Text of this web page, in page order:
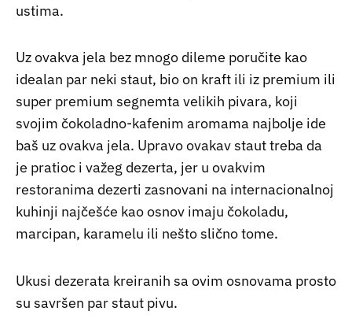
ustima.
Uz ovakva jela bez mnogo dileme poručite kao
idealan par neki staut, bio on kraft ili iz premium ili
super premium segnemta velikih pivara, koji
svojim čokoladno-kafenim aromama najbolje ide
baš uz ovakva jela. Upravo ovakav staut treba da
je pratioc i važeg dezerta, jer u ovakvim
restoranima dezerti zasnovani na internacionalnoj
kuhinji najčešće kao osnov imaju čokoladu,
marcipan, karamelu ili nešto slično tome.
Ukusi dezerata kreiranih sa ovim osnovama prosto
su savršen par staut pivu.